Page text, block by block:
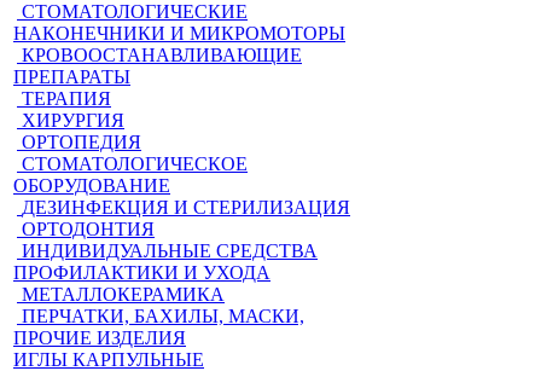
СТОМАТОЛОГИЧЕСКИЕ
НАКОНЕЧНИКИ И МИКРОМОТОРЫ
КРОВООСТАНАВЛИВАЮЩИЕ
ПРЕПАРАТЫ
ТЕРАПИЯ
ХИРУРГИЯ
ОРТОПЕДИЯ
СТОМАТОЛОГИЧЕСКОЕ
ОБОРУДОВАНИЕ
ДЕЗИНФЕКЦИЯ И СТЕРИЛИЗАЦИЯ
ОРТОДОНТИЯ
ИНДИВИДУАЛЬНЫЕ СРЕДСТВА
ПРОФИЛАКТИКИ И УХОДА
МЕТАЛЛОКЕРАМИКА
ПЕРЧАТКИ, БАХИЛЫ, МАСКИ,
ПРОЧИЕ ИЗДЕЛИЯ
ИГЛЫ КАРПУЛЬНЫЕ